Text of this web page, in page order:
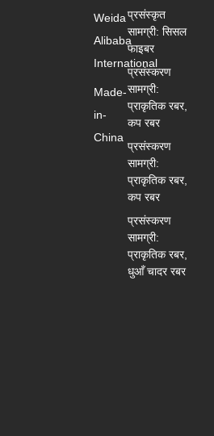
Weida
Alibaba
International
Made-
in-
China
प्रसंस्कृत
सामग्री: सिसल
फाइबर
प्रसंस्करण
सामग्री:
प्राकृतिक रबर,
कप रबर
प्रसंस्करण
सामग्री:
प्राकृतिक रबर,
कप रबर
प्रसंस्करण
सामग्री:
प्राकृतिक रबर,
धुआँ चादर रबर